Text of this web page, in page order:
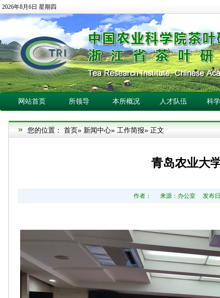
2026年8月6日 星期四
网站首页 所领导 本所概况 人才队伍 科
您的位置： 首页» 新闻中心» 工作简报» 正文
青岛农业大
作者： 来源：办公室 发布日